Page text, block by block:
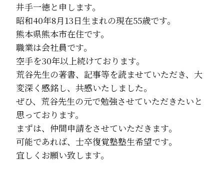
井手一徳と申します。
昭和40年8月13日生まれの現在55歳です。
熊本県熊本市在住です。
職業は会社員です。
空手を30年以上続けております。
荒谷先生の著書、記事等を読ませていただき、大
変深く感銘し、共感いたしました。
ぜひ、荒谷先生の元で勉強させていただきたいと
思っております。
まずは、仲間申請をさせていただきます。
可能であれば、士卒復覚塾塾生希望です。
宜しくお願い致します。